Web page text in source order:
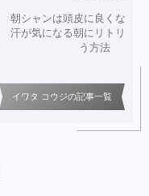
朝シャンは頭皮に良くない？
汗が気になる朝にリトリニだ
う方法
イワタ コウジの記事一覧